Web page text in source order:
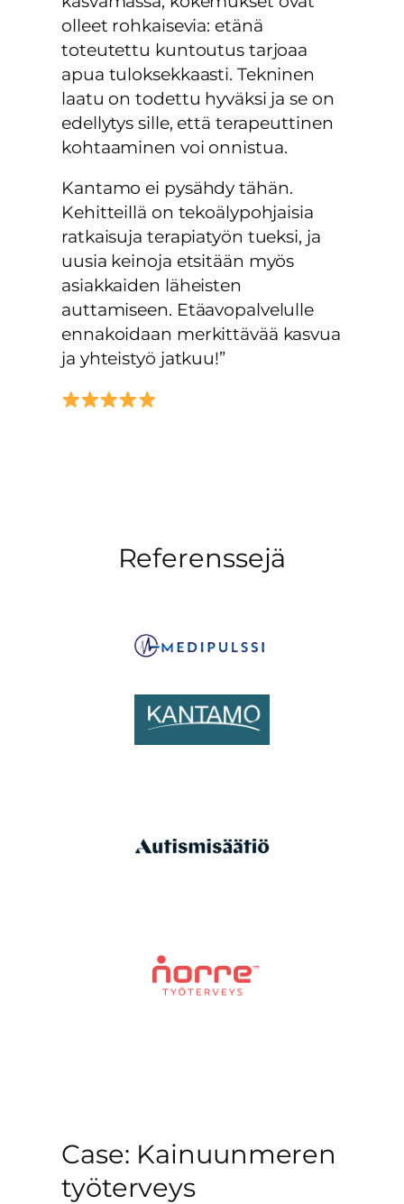
olleet rohkaisevia: etänä
toteutettu kuntoutus tarjoaa
apua tuloksekkaasti. Tekninen
laatu on todettu hyväksi ja se on
edellytys sille, että terapeuttinen
kohtaaminen voi onnistua.
Kantamo ei pysähdy tähän.
Kehitteillä on tekoälypohjaisia
ratkaisuja terapiatyön tueksi, ja
uusia keinoja etsitään myös
asiakkaiden läheisten
auttamiseen. Etäavopalvelulle
ennakoidaan merkittävää kasvua
ja yhteistyö jatkuu!”
Referenssejä
Case: Kainuunmeren
työterveys